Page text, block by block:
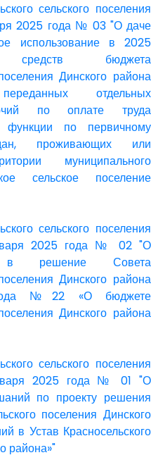
сельского поселения
2025 года № 03 "О даче
использование в 2025
средств бюджета
Динского района
отдельных
по оплате труда
функции по первичному
проживающих или
муниципального
сельское поселение
сельского поселения
2025 года № 02 "О
в решение Совета
Динского района
№22 «О бюджете
Динского района
сельского поселения
2025 года № 01 "О
по проекту решения
поселения Динского
в Устав Красносельского
района»"